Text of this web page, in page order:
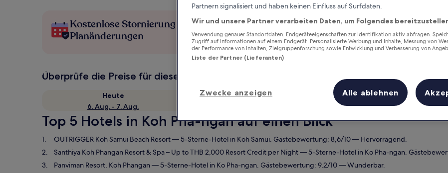
Kostenlose Stornierung bei
Planänderungen
Verdiene Prämien für jede
wahrgenommene Übernachtung
Überprüfe die Preise für diese Daten
Heute
6. Aug. - 7. Aug.
Morgen
Dieses Wochenende
7. Aug. - 9. Aug.
Top 5 Hotels in Koh Pha-ngan auf einen Blick
OUTRIGGER Koh Samui Beach Resort— 5-Sterne-Hotel in Koh Samui. Gästebewertung: 8,6/10 — Hervorragend.
Santhiya Koh Phangan Resort & Spa – Up to THB 2,000 Resort Credit per Night— 5-Sterne-Hotel in Ko Pha-ngan.
Panviman Resort, Koh Phangan— 5-Sterne-Hotel in Ko Pha-ngan. Gästebewertung: 9,2/10 — Wunderbar.
Partnern signalisiert und haben keinen Einfluss auf Surfdaten.
Wir und unsere Partner verarbeiten Daten, um Folgendes
Verwendung genauer Standortdaten. Endgeräteeigenschaften zur Identifikation aktiv abfragen.
Zugriff auf Informationen auf einem Endgerät. Personalisierte Werbung und Inhalte, Messung von
der Performance von Inhalten, Zielgruppenforschung sowie Entwicklung und Verbesserung von
Liste der Partner (Lieferanten)
Zwecke anzeigen Alle ablehnen